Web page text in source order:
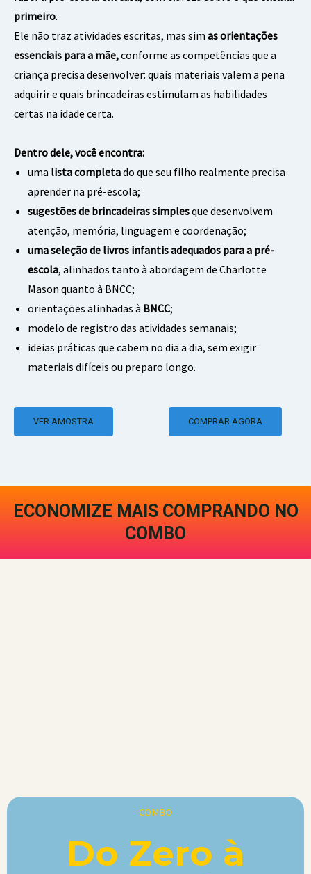
primeiro.
Ele não traz atividades escritas, mas sim as orientações
essenciais para a mãe,conforme as competências que a
criança precisa desenvolver: quais materiais valem a pena
adquirir e quais brincadeiras estimulam as habilidades
certas na idade certa.
Dentro dele, você encontra:
uma lista completado que seu filho realmente precisa
aprender na pré-escola;
sugestões de brincadeiras simplesque desenvolvem
atenção, memória, linguagem e coordenação;
uma seleção de livros infantis adequados para a pré-
escola, alinhados tanto à abordagem de Charlotte
Mason quanto à BNCC;
orientações alinhadas à BNCC;
modelo de registro das atividades semanais;
ideias práticas que cabem no dia a dia, sem exigir
materiais difíceis ou preparo longo.
VER AMOSTRA COMPRAR AGORA
ECONOMIZE MAIS COMPRANDO NO
COMBO
COMBO
Do Zero à